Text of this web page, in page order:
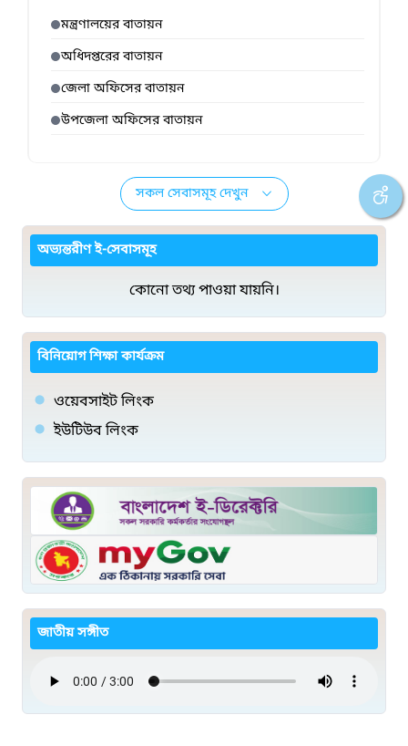
মন্ত্রণালয়ের বাতায়ন
অধিদপ্তরের বাতায়ন
জেলা অফিসের বাতায়ন
উপজেলা অফিসের বাতায়ন
সকল সেবাসমূহ দেখুন
অভ্যন্তরীণ ই-সেবাসমূহ
কোনো তথ্য পাওয়া যায়নি।
বিনিয়োগ শিক্ষা কার্যক্রম
ওয়েবসাইট লিংক
ইউটিউব লিংক
জাতীয় সঙ্গীত